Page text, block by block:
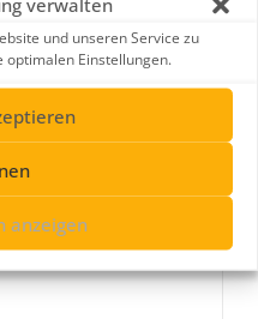
und unseren Service zu
optimalen Einstellungen.
anzeigen
2019